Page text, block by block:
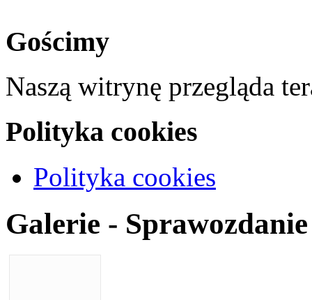
Gościmy
Naszą witrynę przegląda
Polityka cookies
Polityka cookies
Galerie -